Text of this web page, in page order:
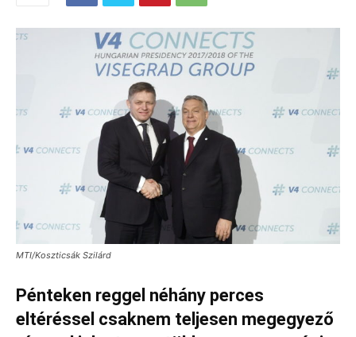
MTI/Koszticsák Szilárd
Pénteken reggel néhány perces
eltéréssel csaknem teljesen megegyező